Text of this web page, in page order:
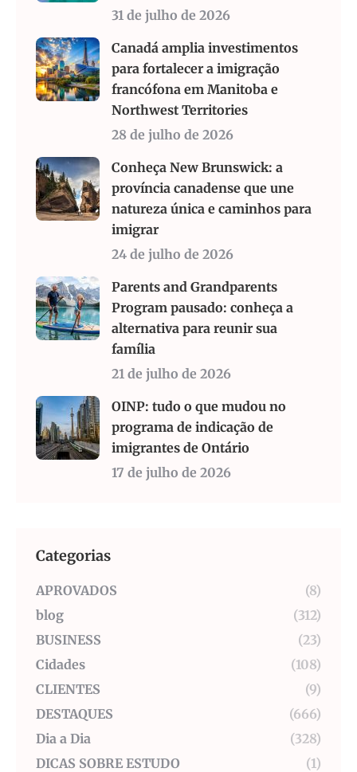
31 de julho de 2026
Canadá amplia investimentos
para fortalecer a imigração
francófona em Manitoba e
Northwest Territories
28 de julho de 2026
Conheça New Brunswick: a
província canadense que une
natureza única e caminhos para
imigrar
24 de julho de 2026
Parents and Grandparents
Program pausado: conheça a
alternativa para reunir sua
família
21 de julho de 2026
OINP: tudo o que mudou no
programa de indicação de
imigrantes de Ontário
17 de julho de 2026
Categorias
APROVADOS
(8)
blog
(312)
BUSINESS
(23)
Cidades
(108)
CLIENTES
(9)
DESTAQUES
(666)
Dia a Dia
(328)
DICAS SOBRE ESTUDO
(1)